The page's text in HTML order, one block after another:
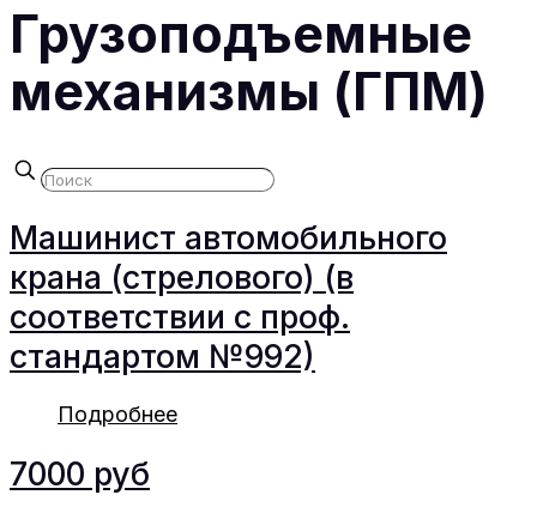
Грузоподъемные
механизмы (ГПМ)
Машинист автомобильного
крана (стрелового) (в
соответствии с проф.
стандартом №992)
Подробнее
7000 руб